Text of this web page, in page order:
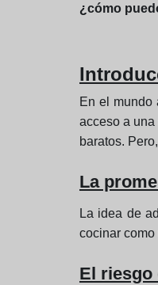
¿cómo
En el mundo
acceso a
baratos.
La
La idea de
cocinar
El riesgo